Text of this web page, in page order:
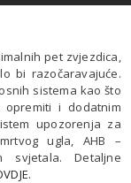
pet zvjezdica,
bi razočaravajuće.
sistema kao što
opremiti i dodatnim
upozorenja za
ugla, AHB –
svjetala. Detaljne
.